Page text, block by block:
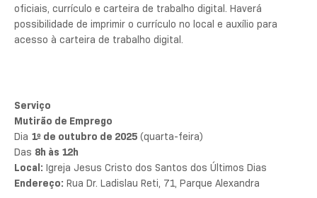
oficiais, currículo e carteira de trabalho digital. Haverá
possibilidade de imprimir o currículo no local e auxílio para
acesso à carteira de trabalho digital.
Serviço
Mutirão de Emprego
Dia 1º de outubro de 2025 (quarta-feira)
Das 8h às 12h
Local: Igreja Jesus Cristo dos Santos dos Últimos Dias
Endereço: Rua Dr. Ladislau Reti, 71, Parque Alexandra